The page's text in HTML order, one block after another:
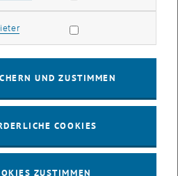
Turin
03
Online, Via Zoom
Marketing Cookies zulassen
UND ZUSTIMMEN
COOKIES
ZUSTIMMEN